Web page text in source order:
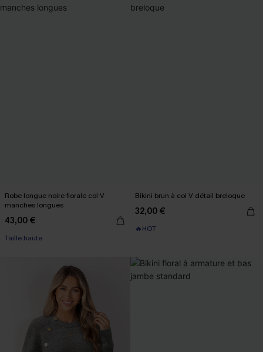
Robe longue noire florale col V
manches longues
43,00 €
Taille haute
Bikini brun à col V détail breloque
32,00 €
🔥HOT